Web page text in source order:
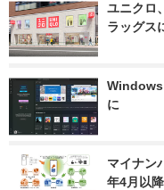
ユニクロ
ラッグス
Windows
に
マイナン
年4月以